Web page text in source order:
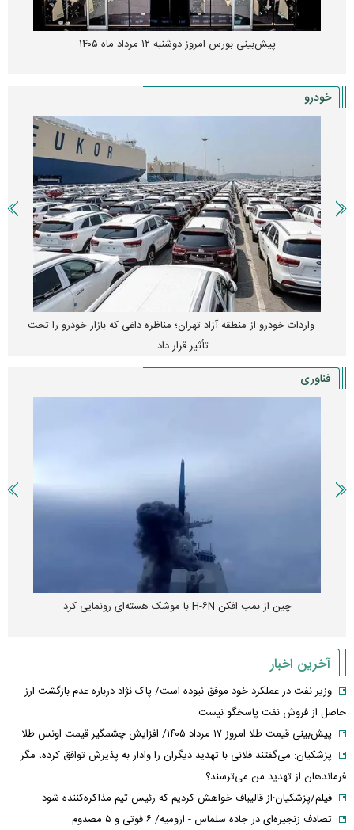
پیش‌بینی بورس امروز دوشنبه ۱۲ مرداد ماه ۱۴۰۵
خودرو
واردات خودرو از منطقه آزاد تهران؛ مناظره داغی که بازار خودرو را تحت
تأثیر قرار داد
فناوری
چین از بمب افکن H-۶N با موشک هسته‌ای رونمایی کرد
آخرین اخبار
وزیر نفت در عملکرد خود موفق نبوده است/ پاک نژاد درباره عدم بازگشت ارز
حاصل از فروش نفت پاسخگو نیست
پیش‌بینی قیمت طلا امروز ۱۷ مرداد ۱۴۰۵/ افزایش چشمگیر قیمت اونس طلا
پزشکیان: می‌گفتند فلانی با تهدید دیگران را وادار به پذیرش توافق کرده، مگر
فرماندهان از تهدید من می‌ترسند؟
فیلم/پزشکیان:از قالیباف خواهش کردیم که رئیس تیم مذاکره‌کننده شود
تصادف زنجیره‌ای در جاده سلماس - ارومیه/ ۶ فوتی و ۵ مصدوم